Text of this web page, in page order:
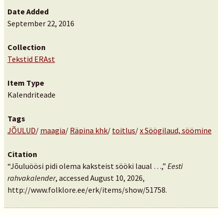
Date Added
September 22, 2016
Collection
Tekstid ERAst
Item Type
Kalendriteade
Tags
JÕULUD/ maagia/ Räpina khk/ toitlus/x Söögilaud, söömine
Citation
“Jõuluöösi pidi olema kaksteist sööki laual …,” Eesti
rahvakalender, accessed August 10, 2026,
http://www.folklore.ee/erk/items/show/51758.